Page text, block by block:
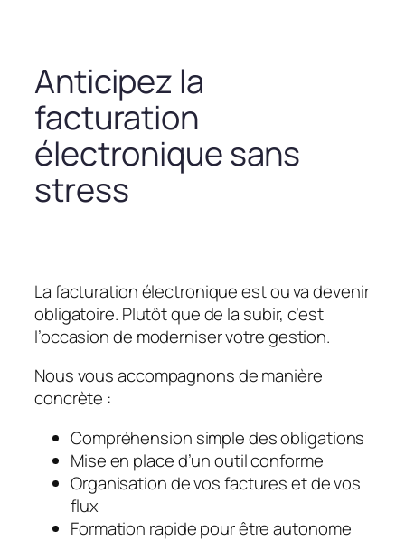
Anticipez la
facturation
électronique sans
stress
La facturation électronique est ou va devenir
obligatoire. Plutôt que de la subir, c’est
l’occasion de moderniser votre gestion.
Nous vous accompagnons de manière
concrète :
Compréhension simple des obligations
Mise en place d’un outil conforme
Organisation de vos factures et de vos
flux
Formation rapide pour être autonome